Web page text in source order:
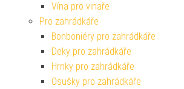
Vína pro vinaře
Pro zahrádkáře
Bonboniéry pro zahrádkáře
Deky pro zahrádkáře
Hrnky pro zahrádkáře
Osušky pro zahrádkáře